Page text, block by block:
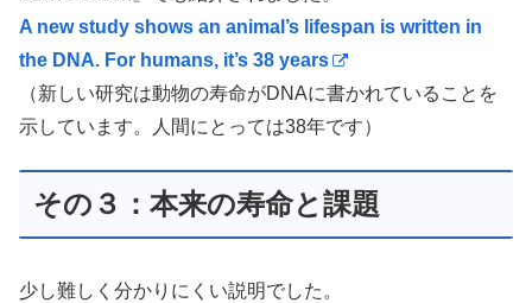
A new study shows an animal’s lifespan is written in
the DNA. For humans, it’s 38 years
（新しい研究は動物の寿命がDNAに書かれていることを
示しています。人間にとっては38年です）
その３：本来の寿命と課題
少し難しく分かりにくい説明でした。